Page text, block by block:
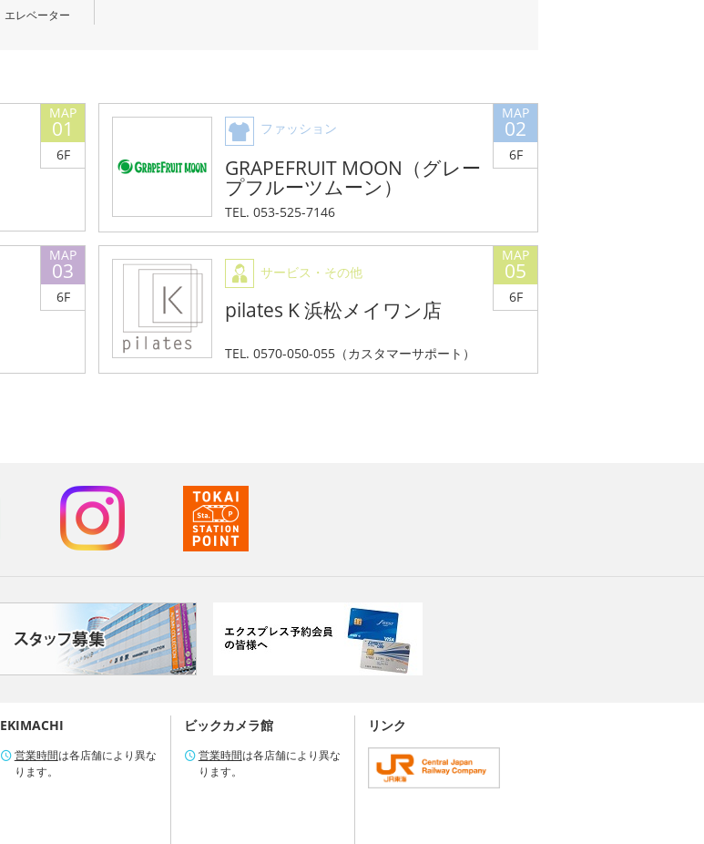
エレベーター
01
6F
ファッション 02
6F
GRAPEFRUIT MOON（グレー
プフルーツムーン）
TEL. 053-525-7146
03
6F
サービス・その他 05
6F
pilates K 浜松メイワン店
TEL. 0570-050-055（カスタマーサポート）
EKIMACHI
営業時間は各店舗により異な
ります。
ビックカメラ館
営業時間は各店舗により異な
ります。
リンク